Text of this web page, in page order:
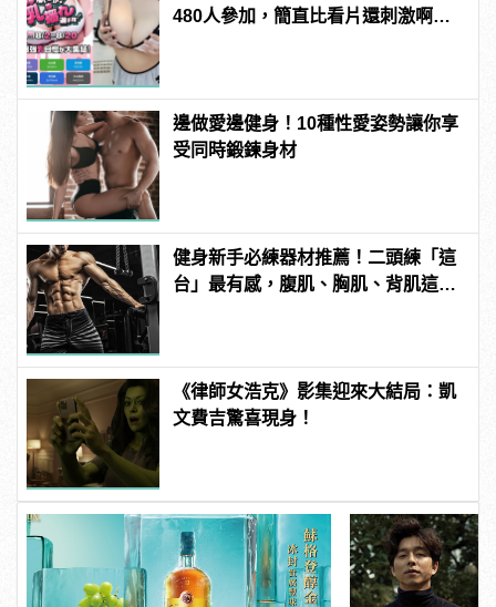
480人參加，簡直比看片還刺激啊！ |
邊做愛邊健身！10種性愛姿勢讓你享
受同時鍛鍊身材
健身新手必練器材推薦！二頭練「這
台」最有感，腹肌、胸肌、背肌這樣
《律師女浩克》影集迎來大結局：凱
文費吉驚喜現身！